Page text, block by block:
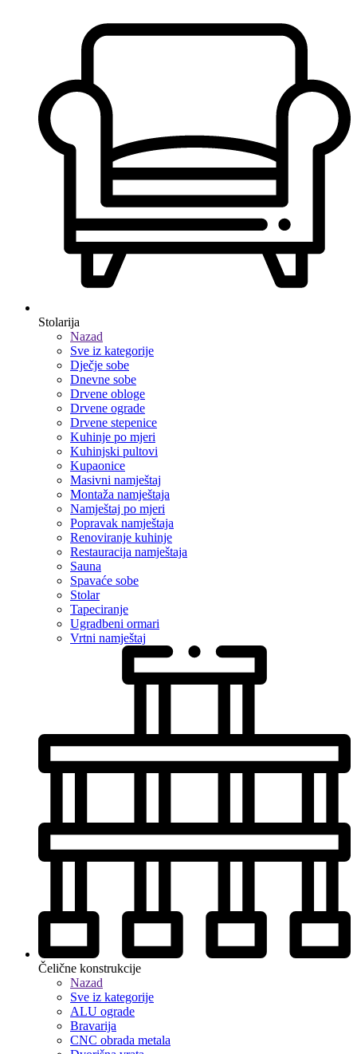
Stolarija
Nazad
Sve iz kategorije
Dječje sobe
Dnevne sobe
Drvene obloge
Drvene ograde
Drvene stepenice
Kuhinje po mjeri
Kuhinjski pultovi
Kupaonice
Masivni namještaj
Montaža namještaja
Namještaj po mjeri
Popravak namještaja
Renoviranje kuhinje
Restauracija namještaja
Sauna
Spavaće sobe
Stolar
Tapeciranje
Ugradbeni ormari
Vrtni namještaj
Čelične konstrukcije
Nazad
Sve iz kategorije
ALU ograde
Bravarija
CNC obrada metala